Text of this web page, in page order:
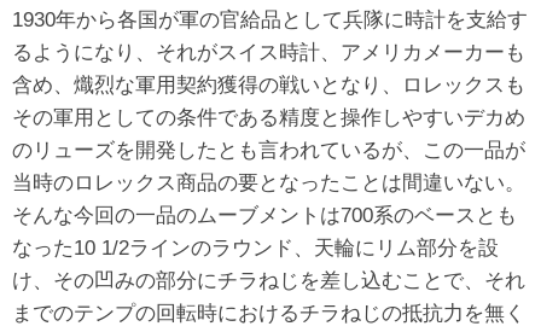
1930年から各国が軍の官給品として兵隊に時計を支給す
るようになり、それがスイス時計、アメリカメーカーも
含め、熾烈な軍用契約獲得の戦いとなり、ロレックスも
その軍用としての条件である精度と操作しやすいデカめ
のリューズを開発したとも言われているが、この一品が
当時のロレックス商品の要となったことは間違いない。
そんな今回の一品のムーブメントは700系のベースとも
なった10 1/2ラインのラウンド、天輪にリム部分を設
け、その凹みの部分にチラねじを差し込むことで、それ
までのテンプの回転時におけるチラねじの抵抗力を無く